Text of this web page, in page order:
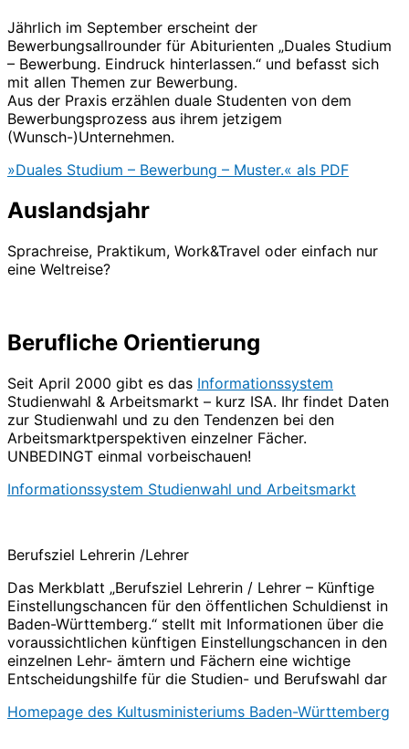
Jährlich im September erscheint der
Bewerbungsallrounder für Abiturienten „Duales Studium
– Bewerbung. Eindruck hinterlassen.“ und befasst sich
mit allen Themen zur Bewerbung.
Aus der Praxis erzählen duale Studenten von dem
Bewerbungsprozess aus ihrem jetzigem
(Wunsch-)Unternehmen.
»Duales Studium – Bewerbung – Muster.« als PDF
Auslandsjahr
Sprachreise, Praktikum, Work&Travel oder einfach nur
eine Weltreise?
Berufliche Orientierung
Seit April 2000 gibt es das Informationssystem
Studienwahl & Arbeitsmarkt – kurz ISA. Ihr findet Daten
zur Studienwahl und zu den Tendenzen bei den
Arbeitsmarktperspektiven einzelner Fächer.
UNBEDINGT einmal vorbeischauen!
Informationssystem Studienwahl und Arbeitsmarkt
Berufsziel Lehrerin /Lehrer
Das Merkblatt „Berufsziel Lehrerin / Lehrer – Künftige
Einstellungschancen für den öffentlichen Schuldienst in
Baden-Württemberg.“ stellt mit Informationen über die
voraussichtlichen künftigen Einstellungschancen in den
einzelnen Lehr- ämtern und Fächern eine wichtige
Entscheidungshilfe für die Studien- und Berufswahl dar
Homepage des Kultusministeriums Baden-Württemberg